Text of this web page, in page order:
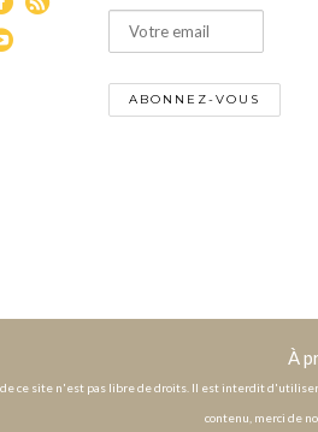
À
de ce site n'est pas libre de droits. Il est interdit
contenu, merci de